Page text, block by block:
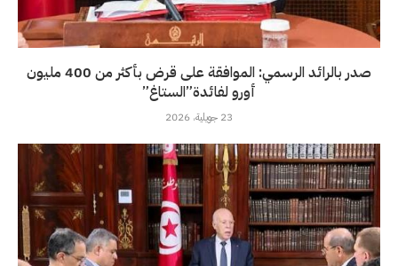
صدر بالرائد الرسمي: الموافقة على قرض بأكثر من 400 مليون
أورو لفائدة”الستاغ”
23 جويلية، 2026